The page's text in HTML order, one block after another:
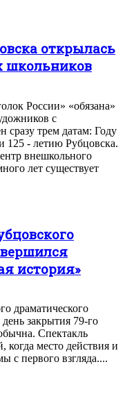
открылась
школьников
России» «обязана»
с
трем датам: Году
125 - летию Рубцовска.
внешкольного
лет существует
история»
драматического
закрытия 79-го
Спектакль
когда место действия и
с первого взгляда....